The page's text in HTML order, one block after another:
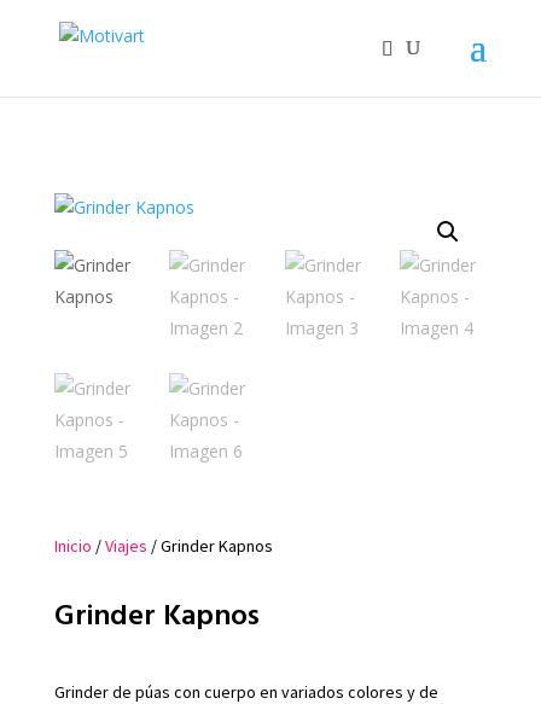
Inicio /Viajes / Grinder Kapnos
Grinder Kapnos
Grinder de púas con cuerpo en variados colores y de